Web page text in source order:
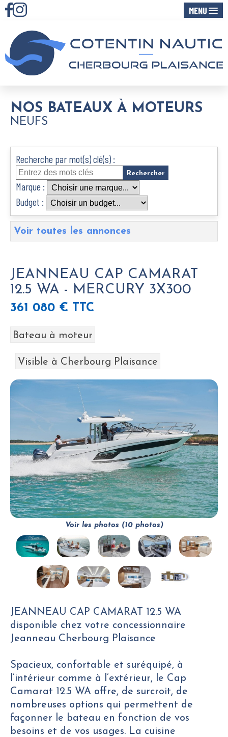
MENU
NOS BATEAUX À MOTEURS
NEUFS
Recherche par mot(s) clé(s) :
Marque :
Budget :
Voir toutes les annonces
JEANNEAU CAP CAMARAT
12.5 WA - MERCURY 3X300
361 080 € TTC
Bateau à moteur
Visible à Cherbourg Plaisance
Voir les photos (10 photos)
JEANNEAU CAP CAMARAT 12.5 WA
disponible chez votre concessionnaire
Jeanneau Cherbourg Plaisance
Spacieux, confortable et suréquipé, à
l’intérieur comme à l’extérieur, le Cap
Camarat 12.5 WA offre, de surcroit, de
nombreuses options qui permettent de
façonner le bateau en fonction de vos
besoins et de vos usages. La cuisine